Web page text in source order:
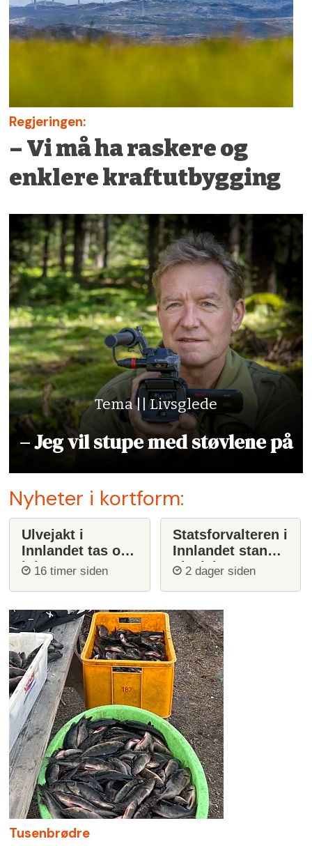
Regjeringen:
– Vi må ha raskere og
enklere kraftutbygging
Tema || Livsglede
– Jeg vil stupe med støvlene på
Nyheter i kortform:
Ulvejakt i
Innlandet tas opp
igjen
16 timer siden
Statsforvalteren i
Innlandet stanser
ulvejakt
2 dager siden
Tusenbrødre